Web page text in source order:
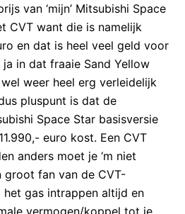
van ‘mijn’ Mitsubishi Space
CVT want die is namelijk
en dat is heel veel geld voor
ja in dat fraaie Sand Yellow
weer heel erg verleidelijk
pluspunt is dat de
Space Star basisversie
euro kost. Een CVT
anders moet je ‘m niet
groot fan van de CVT-
gas intrappen altijd en
vermogen/koppel tot je